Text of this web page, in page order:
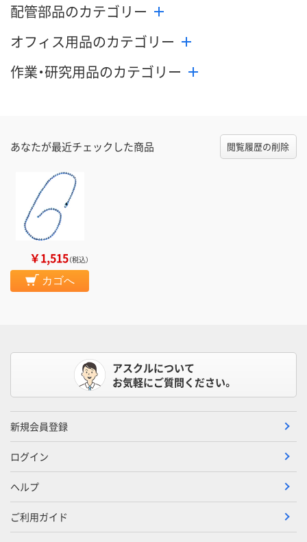
配管部品のカテゴリー
オフィス用品のカテゴリー
作業・研究用品のカテゴリー
あなたが最近チェックした商品 閲覧履歴の削除
￥1,515（税込）
カゴへ
アスクルについて
お気軽にご質問ください。
新規会員登録
ログイン
ヘルプ
ご利用ガイド